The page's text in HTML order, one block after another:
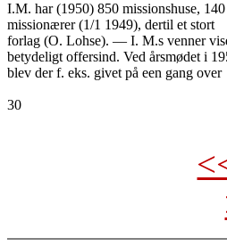
I.M. har (1950) 850 missionshuse, 140
missionærer (1/1 1949), dertil et stort
forlag (O. Lohse). — I. M.s venner
betydeligt offersind. Ved årsmødet i
blev der f. eks. givet på een gang over
30